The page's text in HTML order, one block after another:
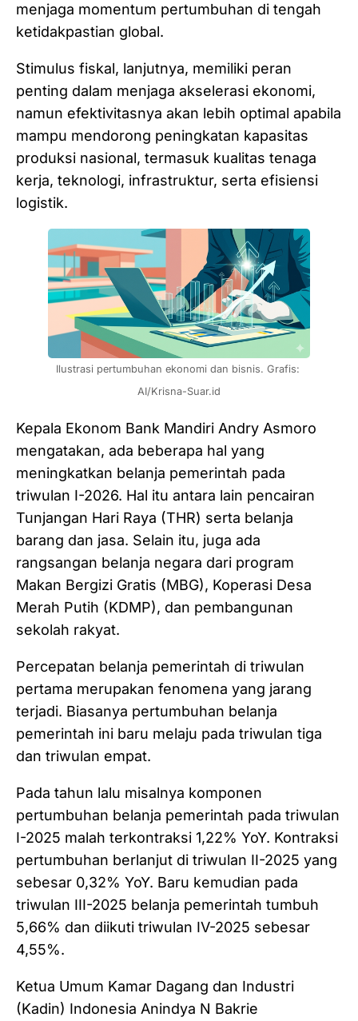
menjaga momentum pertumbuhan di tengah
ketidakpastian global. ‎
Stimulus fiskal, lanjutnya, memiliki peran
penting dalam menjaga akselerasi ekonomi,
namun efektivitasnya akan lebih optimal apabila
mampu mendorong peningkatan kapasitas
produksi nasional, termasuk kualitas tenaga
kerja, teknologi, infrastruktur, serta efisiensi
logistik.
Ilustrasi pertumbuhan ekonomi dan bisnis. Grafis:
AI/Krisna-Suar.id
Kepala Ekonom Bank Mandiri Andry Asmoro
mengatakan, ada beberapa hal yang
meningkatkan belanja pemerintah pada
triwulan I-2026. Hal itu antara lain pencairan
Tunjangan Hari Raya (THR) serta belanja
barang dan jasa. Selain itu, juga ada
rangsangan belanja negara dari program
Makan Bergizi Gratis (MBG), Koperasi Desa
Merah Putih (KDMP), dan pembangunan
sekolah rakyat.
Percepatan belanja pemerintah di triwulan
pertama merupakan fenomena yang jarang
terjadi. Biasanya pertumbuhan belanja
pemerintah ini baru melaju pada triwulan tiga
dan triwulan empat.
Pada tahun lalu misalnya komponen
pertumbuhan belanja pemerintah pada triwulan
I-2025 malah terkontraksi 1,22% YoY. Kontraksi
pertumbuhan berlanjut di triwulan II-2025 yang
sebesar 0,32% YoY. Baru kemudian pada
triwulan III-2025 belanja pemerintah tumbuh
5,66% dan diikuti triwulan IV-2025 sebesar
4,55%.
Ketua Umum Kamar Dagang dan Industri
(Kadin) Indonesia Anindya N Bakrie